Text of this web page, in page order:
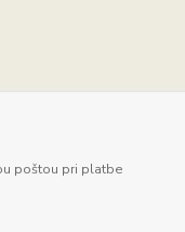
poštou pri platbe